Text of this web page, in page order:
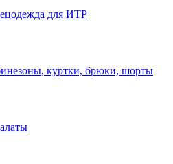
для ИТР
куртки, брюки, шорты